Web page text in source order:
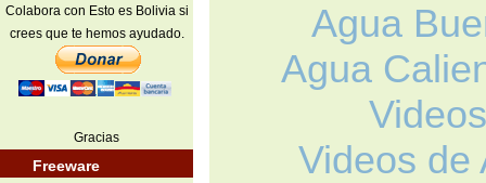
Colabora con Esto es Bolivia si
crees que te hemos ayudado.
Gracias
Freeware
Agua
Agua
Videos de